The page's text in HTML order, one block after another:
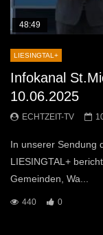
48:49
LIESINGTAL+
Infokanal
10.06.2025
ECHTZEIT-TV
In unserer Sendung
LIESINGTAL+
Gemeinden, Wa...
440 0